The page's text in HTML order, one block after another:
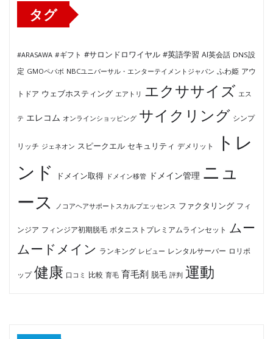
タグ
#ARASAWA #ギフト #サロンドロワイヤル #英語学習 AI英会話 DNS設
定 GMOペパボ NBCユニバーサル・エンターテイメントジャパン ふわ姫 アウ
トドア ウェブホスティング エアトリ エクササイズ エス
テ エレコム オンラインショッピング サイクリング シンプ
リッチ ジェネオン スピークエル セキュリティ デメリット
トレ
ンド
ドメイン取得 ドメイン移管 ドメイン管理 ニュ
ース
ノコアヘアサポートスカルプエッセンス ファクタリング フィ
ンジア フィンジア初期脱毛 ボタニストプレミアムラインセット ムー
ムードメイン ランキング レビュー レンタルサーバー ロリポ
ップ 健康 口コミ 比較 育毛 育毛剤 脱毛 評判 運動